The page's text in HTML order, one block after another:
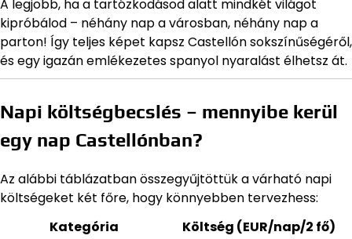
A legjobb, ha a tartózkodásod alatt mindkét világot
kipróbálod – néhány nap a városban, néhány nap a
parton! Így teljes képet kapsz Castellón sokszínűségéről,
és egy igazán emlékezetes spanyol nyaralást élhetsz át.
Napi költségbecslés – mennyibe kerül
egy nap Castellónban?
Az alábbi táblázatban összegyűjtöttük a várható napi
költségeket két főre, hogy könnyebben tervezhess:
Kategória
Költség (EUR/nap/2 fő)